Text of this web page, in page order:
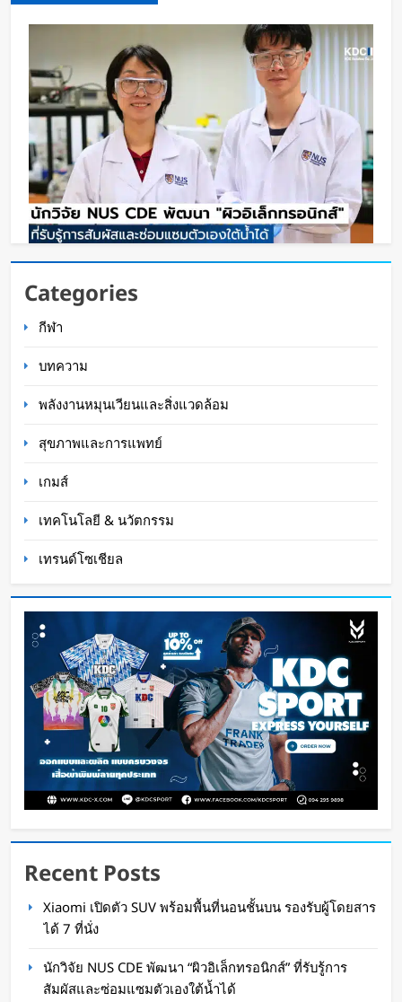
นักวิจัย NUS CDE พัฒนา “ผิวอิเล็กทรอนิกส์” ที่รับรู้
การสัมผัสและซ่อมแซมตัวเองใต้น้ำได้
แรก
Oat Content 4 ชั่วโมง ago
กำไรพุ่ง SK Hynix ทำสถิติสูงสุด กวาดรายได้มาก
ขึ้น 6 เท่า
WaWaW Content 1 วัน ago
Categories
กีฬา
บทความ
พลังงานหมุนเวียนและสิ่งแวดล้อม
สุขภาพและการแพทย์
เกมส์
เทคโนโลยี & นวัตกรรม
เทรนด์โซเชียล
Recent Posts
Xiaomi เปิดตัว SUV พร้อมพื้นที่นอนชั้นบน รองรับผู้โดยสาร
ได้ 7 ที่นั่ง
นักวิจัย NUS CDE พัฒนา “ผิวอิเล็กทรอนิกส์” ที่รับรู้การ
สัมผัสและซ่อมแซมตัวเองใต้น้ำได้